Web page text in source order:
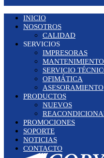
INICIO
NOSOTROS
CALIDAD
SERVICIOS
IMPRESORAS
SERVICIO
OFIMÁTICA
ASESORAMIENTO
PRODUCTOS
NUEVOS
PROMOCIONES
SOPORTE
NOTICIAS
CONTACTO